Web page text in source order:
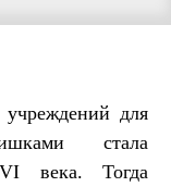
для
стала
века. Тогда